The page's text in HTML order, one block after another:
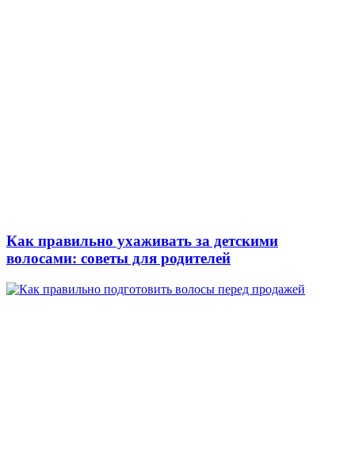
Как правильно ухаживать за детскими
волосами: советы для родителей